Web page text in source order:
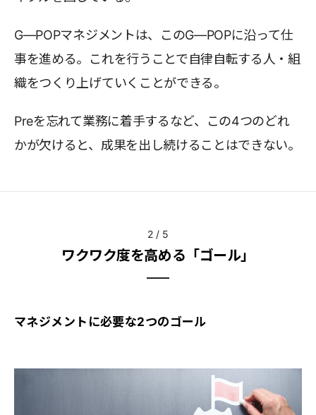
G―POPマネジメントは、このG―POPに沿って仕
事を進める。これを行うことで自律自転する人・組
織をつくり上げていくことができる。
Preを忘れて業務に着手するなど、この4つのどれ
かが欠けると、成果を出し続けることはできない。
2 / 5
ワクワク度を高める「ゴール」
マネジメントに必要な2つのゴール